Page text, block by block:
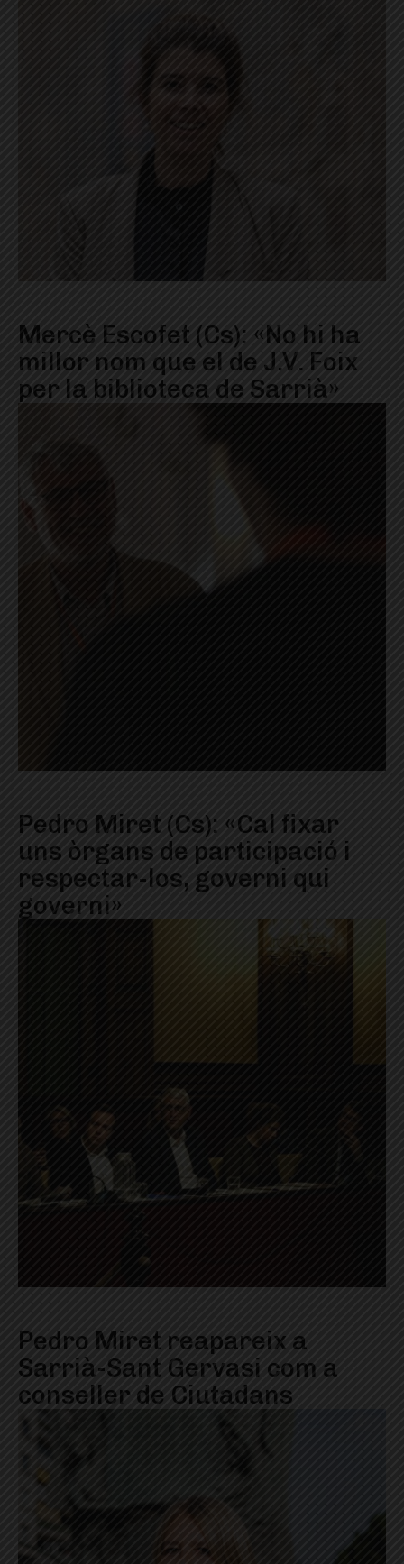
Mercè Escofet (Cs): «No hi ha
millor nom que el de J.V. Foix
per la biblioteca de Sarrià»
Pedro Miret (Cs): «Cal fixar
uns òrgans de participació i
respectar-los, governi qui
governi»
Pedro Miret reapareix a
Sarrià-Sant Gervasi com a
conseller de Ciutadans